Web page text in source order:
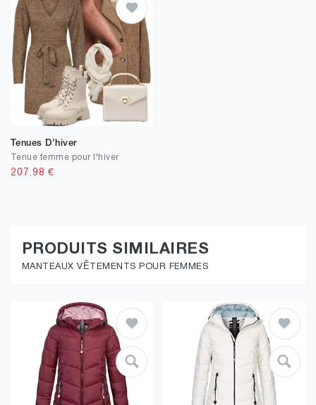
Tenues D'hiver
Tenue femme pour l'hiver
207.98 €
PRODUITS SIMILAIRES
MANTEAUX VÊTEMENTS POUR FEMMES